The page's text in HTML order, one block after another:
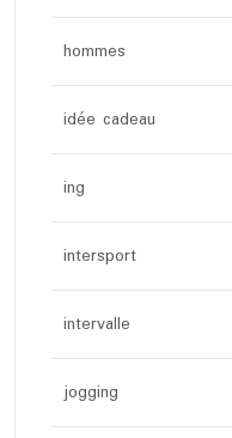
hommes
idée cadeau
ing
intersport
intervalle
jogging